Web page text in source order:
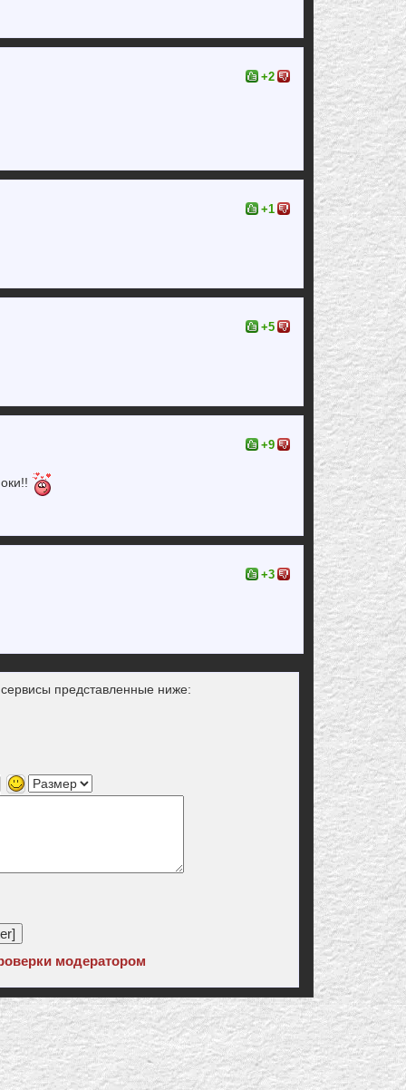
+2
+1
+5
+9
+3
представленные ниже:
модератором